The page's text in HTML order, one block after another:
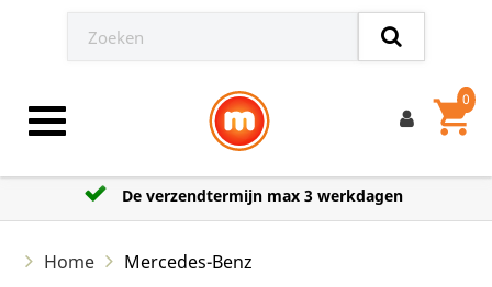
Toggle navigation shopping_cart
0
De verzendtermijn max 3 werkdagen
Home Mercedes-Benz